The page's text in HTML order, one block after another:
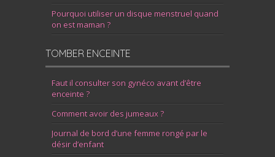
Pourquoi utiliser un disque menstruel quand
on est maman ?
TOMBER ENCEINTE
Faut il consulter son gynéco avant d’être
enceinte ?
Comment avoir des jumeaux ?
Journal de bord d’une femme rongé par le
désir d’enfant